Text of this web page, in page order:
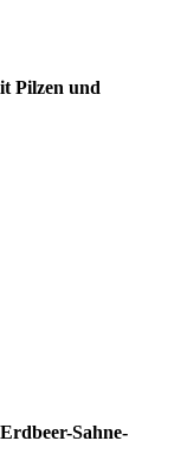
Pilzen und
Sahne-